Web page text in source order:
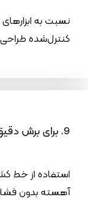
نسبت به
کنترل‌شده
9. برای برش دقیق چه نکاتی را باید رعایت کرد؟
استفاده از خط
آهسته بدون